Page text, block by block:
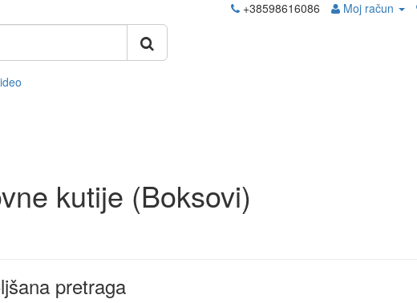
+38598616086 Moj račun
kutije (Boksovi)
pretraga